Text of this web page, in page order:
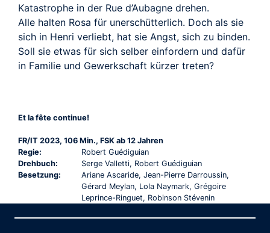
Katastrophe in der Rue d’Aubagne drehen.
Alle halten Rosa für unerschütterlich. Doch als sie
sich in Henri verliebt, hat sie Angst, sich zu binden.
Soll sie etwas für sich selber einfordern und dafür
in Familie und Gewerkschaft kürzer treten?
Et la fête continue!
FR/IT 2023, 106 Min., FSK ab 12 Jahren
Regie:
Robert Guédiguian
Drehbuch:
Serge Valletti, Robert Guédiguian
Besetzung:
Ariane Ascaride, Jean-Pierre Darroussin,
Gérard Meylan, Lola Naymark, Grégoire
Leprince-Ringuet, Robinson Stévenin